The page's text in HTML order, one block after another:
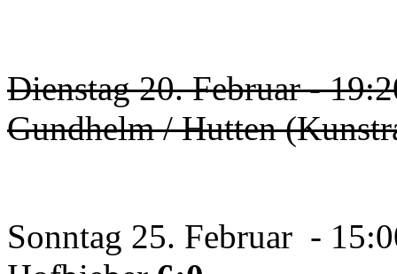
Dienstag 20. Februar -
Gundhelm / Hutten
Sonntag 25. Februar -